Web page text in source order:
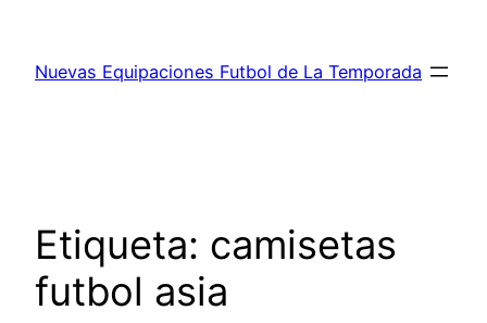
contenido
Nuevas Equipaciones Futbol de La Temporada
Etiqueta: camisetas
futbol asia